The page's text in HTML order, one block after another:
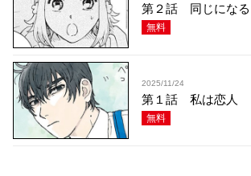
第２話 同じになる
無料
2025/11/24
第１話 私は恋人
無料